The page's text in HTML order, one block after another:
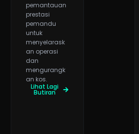
pemantauan
prestasi
pemandu
untuk
menyelarask
an operasi
dan
mengurangk
an kos.
Lihat Lagi
Butiran